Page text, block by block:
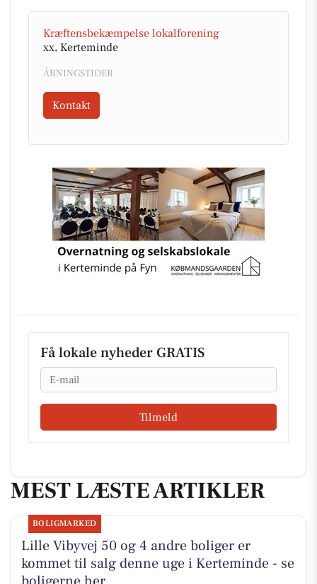
Kræftensbekæmpelse lokalforening
xx, Kerteminde
ÅBNINGSTIDER
Kontakt
Få lokale nyheder GRATIS
Email
Tilmeld
MEST LÆSTE ARTIKLER
BOLIGMARKED
Lille Vibyvej 50 og 4 andre boliger er
kommet til salg denne uge i Kerteminde - se